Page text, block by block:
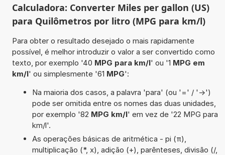
Calculadora: Converter Miles per gallon (US)
para Quilômetros por litro (MPG para km/l)
Para obter o resultado desejado o mais rapidamente
possível, é melhor introduzir o valor a ser convertido como
texto, por exemplo '40 MPG para km/l' ou '1 MPG em
km/l' ou simplesmente '61 MPG':
Na maioria dos casos, a palavra 'para' (ou '=' / '->')
pode ser omitida entre os nomes das duas unidades,
por exemplo '82 MPG km/l' em vez de '22 MPG para
km/l'.
As operações básicas de aritmética - pi (π),
multiplicação (*, x), adição (+), parênteses, divisão (/,